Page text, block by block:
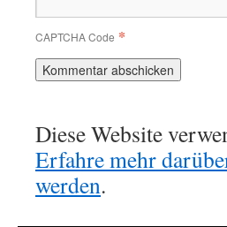
CAPTCHA Code *
Diese Website
Erfahre mehr
werden.